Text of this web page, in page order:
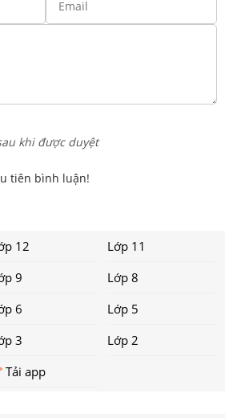
khi được duyệt
tiên bình luận!
12
Lớp 11
9
Lớp 8
6
Lớp 5
3
Lớp 2
Tải app